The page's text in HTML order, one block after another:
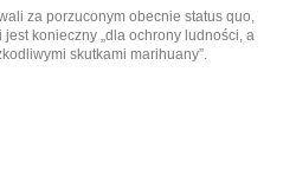
za porzuconym obecnie status quo,
konieczny „dla ochrony ludności, a
skutkami marihuany”.